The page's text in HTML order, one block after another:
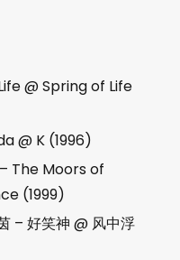
@ Spring of Life
@ K (1996)
The Moors of
(1999)
– 好笑神 @ 风中浮